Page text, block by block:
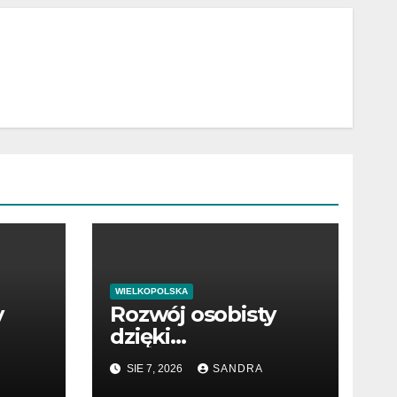
WIELKOPOLSKA
Rozwój osobisty
dzięki
wartościowym
publikacjom
SIE 7, 2026 SANDRA